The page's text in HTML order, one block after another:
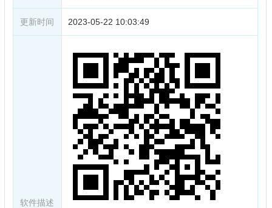
更新时间 2023-05-22 10:03:49
软件描述